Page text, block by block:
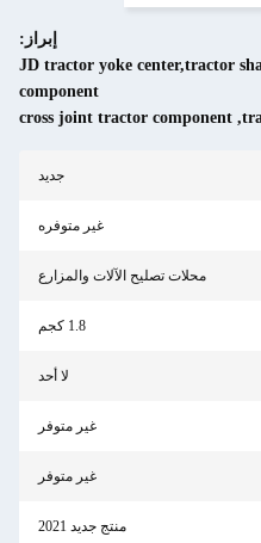
إبراز:
JD tractor yoke center,tractor
component
,
cross joint tractor component
جديد
غير متوفره
محلات تصليح الآلات والمزارع
1.8 كجم
لا أحد
غير متوفر
غير متوفر
منتج جديد 2021